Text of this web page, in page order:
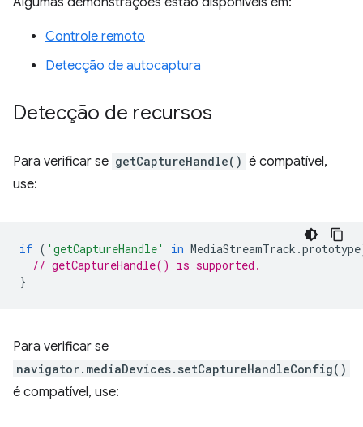
Controle remoto
Detecção de autocaptura
Detecção de recursos
Para verificar se getCaptureHandle() é compatível,
use:
if ( 'getCaptureHandle' in MediaStreamTrack .prototype
// getCaptureHandle() is supported.
}
Para verificar se
navigator.mediaDevices.setCaptureHandleConfig()
é compatível, use: